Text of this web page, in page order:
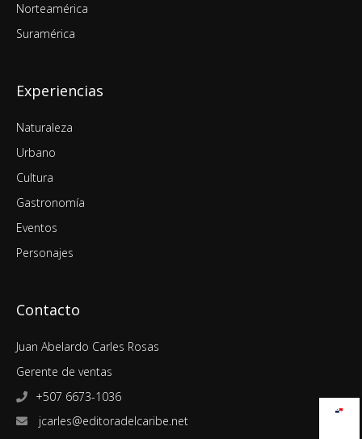
Norteamérica
Suramérica
Experiencias
Naturaleza
Urbano
Cultura
Gastronomía
Eventos
Personajes
Contacto
Juan Abelardo Carles Rosas
Gerente de ventas
+507 6673-1036
jcarles@editoradelcaribe.net